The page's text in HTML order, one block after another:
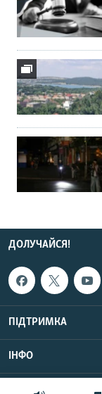
ДОЛУЧАЙСЯ!
ПІДТРИМКА
ІНФО